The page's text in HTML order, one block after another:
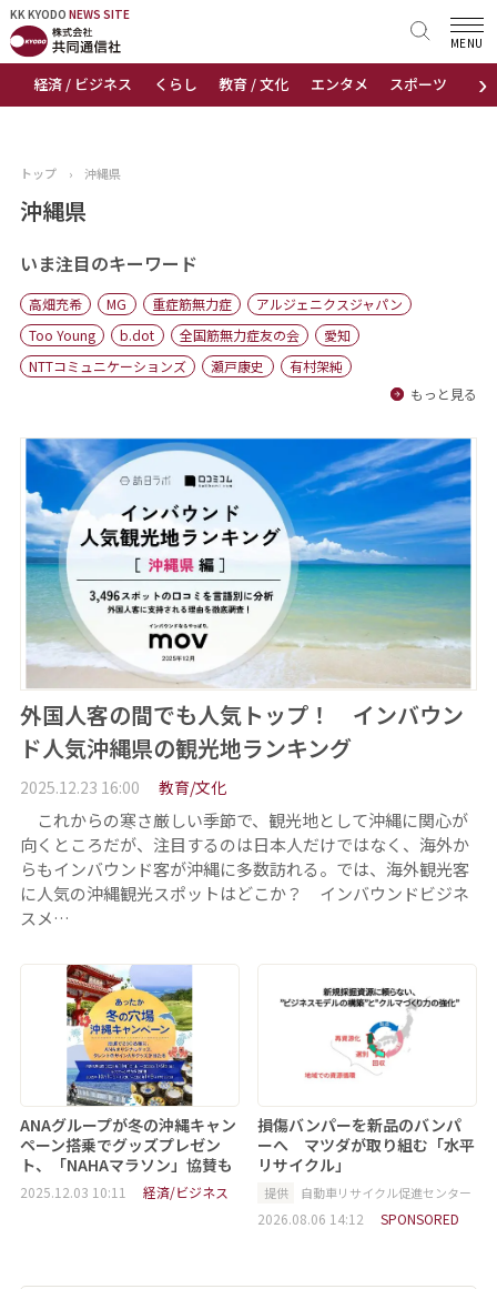
KK KYODO NEWS SITE
›
経済 / ビジネス くらし 教育 / 文化 エンタメ スポーツ 地域
MENU
KK KYODONEWS SITE
トップページ
ニュース
おすすめコンテンツ
出版物
会社概要
トップ › 沖縄県
沖縄県
いま注目のキーワード
高畑充希 MG 重症筋無力症
アルジェニクスジャパン
Too Young
b.dot 全国筋無力症友の会
愛知
NTTコミュニケーションズ
瀬戸康史
有村架純
もっと見る
外国人客の間でも人気トップ！ インバウン
ド人気沖縄県の観光地ランキング
2025.12.23 16:00 教育/文化
これからの寒さ厳しい季節で、観光地として沖縄に関心が
向くところだが、注目するのは日本人だけではなく、海外か
らもインバウンド客が沖縄に多数訪れる。では、海外観光客
に人気の沖縄観光スポットはどこか？ インバウンドビジネ
スメ…
ANAグループが冬の沖縄キャン
ペーン搭乗でグッズプレゼン
ト、「NAHAマラソン」協賛も
2025.12.03 10:11 経済/ビジネス
損傷バンパーを新品のバンパ
ーへ マツダが取り組む「水平
リサイクル」
提供 自動車リサイクル促進センター
2026.08.06 14:12 SPONSORED